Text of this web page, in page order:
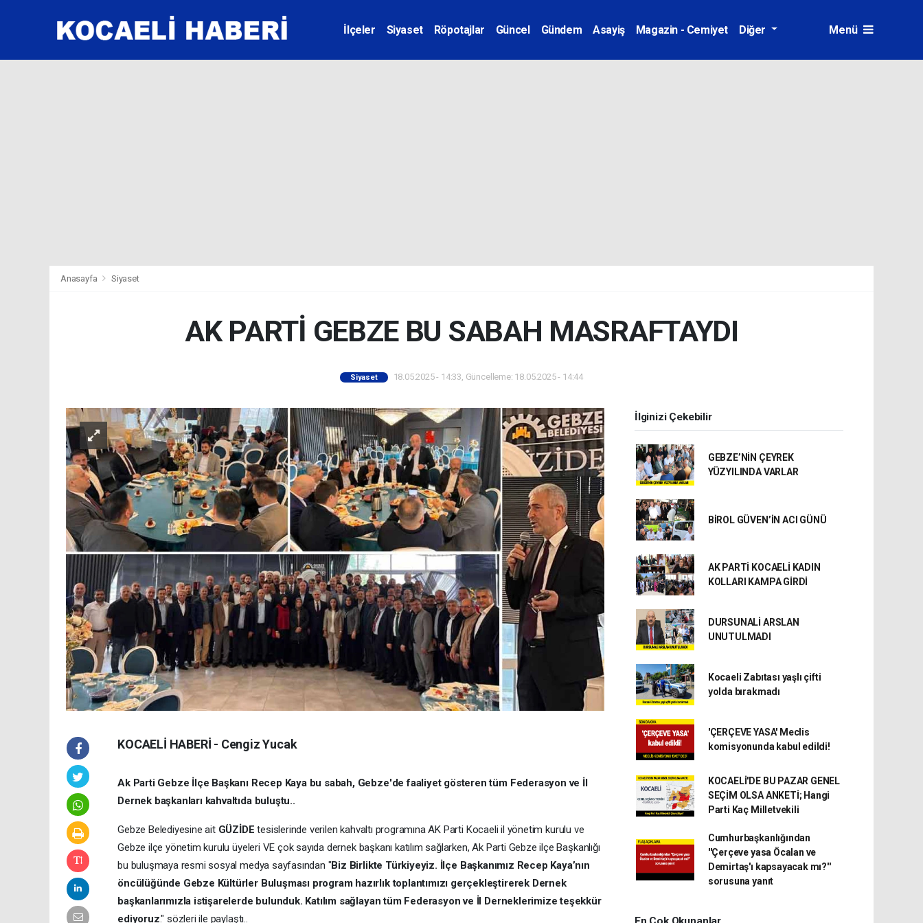
İlçeler Siyaset Röpotajlar Güncel Gündem Asayiş Magazin - Cemiyet Diğer Menü
Anasayfa Siyaset
AK PARTİ GEBZE BU SABAH MASRAFTAYDI
Siyaset 18.05.2025 - 14:33, Güncelleme: 18.05.2025 - 14:44
KOCAELİ HABERİ - Cengiz Yucak
Ak Parti Gebze İlçe Başkanı Recep Kaya bu sabah, Gebze'de faaliyet gösteren tüm Federasyon ve İl
Dernek başkanları kahvaltıda buluştu..
Gebze Belediyesine ait GÜZİDEtesislerinde verilen kahvaltı programına AK Parti Kocaeli il yönetim kurulu ve
Gebze ilçe yönetim kurulu üyeleri VE çok sayıda dernek başkanı katılım sağlarken, Ak Parti Gebze ilçe Başkanlığı
bu buluşmaya resmi sosyal medya sayfasından "Biz Birlikte Türkiyeyiz. İlçe Başkanımız Recep Kaya’nın
öncülüğünde Gebze Kültürler Buluşması program hazırlık toplantımızı gerçekleştirerek Dernek
başkanlarımızla istişarelerde bulunduk. Katılım sağlayan tüm Federasyon ve İl Derneklerimize teşekkür
ediyoruz." sözleri ile paylaştı..
İlginizi Çekebilir
GEBZE’NİN ÇEYREK
YÜZYILINDA VARLAR
BİROL GÜVEN’İN ACI GÜNÜ
AK PARTİ KOCAELİ KADIN
KOLLARI KAMPA GİRDİ
DURSUNALİ ARSLAN
UNUTULMADI
Kocaeli Zabıtası yaşlı çifti
yolda bırakmadı
'ÇERÇEVE YASA' Meclis
komisyonunda kabul edildi!
KOCAELİ'DE BU PAZAR GENEL
SEÇİM OLSA ANKETİ; Hangi
Parti Kaç Milletvekili
Cumhurbaşkanlığından
''Çerçeve yasa Öcalan ve
Demirtaş'ı kapsayacak mı?''
sorusuna yanıt